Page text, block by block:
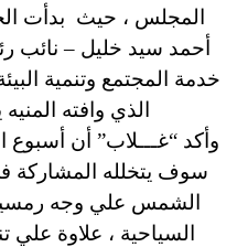
المجلس ، حيث بدأت
أحمد سيد خليل – نائب
خدمة المجتمع وتنمية
الذي وافته
وأكد “غـــلاب” أن أسبوع
سوف يتخلله المشاركة
الشمس علي وجه
السياحية ، علاوة علي